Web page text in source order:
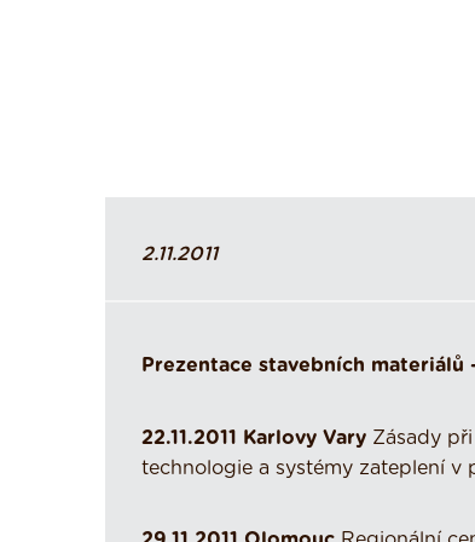
2.11.2011
Prezentace stavebních materiálů
22.11.2011 Karlovy Vary Zásady
technologie a systémy zateplení v